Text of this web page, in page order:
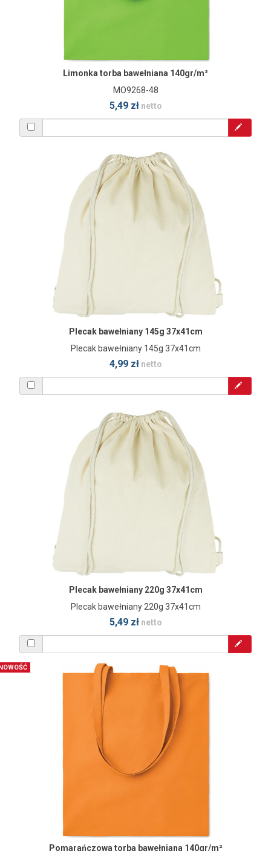
Limonka torba bawełniana 140gr/m²
MO9268-48
5,49 złnetto
Plecak bawełniany 145g 37x41cm
Plecak bawełniany 145g 37x41cm
4,99 złnetto
Plecak bawełniany 220g 37x41cm
Plecak bawełniany 220g 37x41cm
5,49 złnetto
Pomarańczowa torba bawełniana 140gr/m²